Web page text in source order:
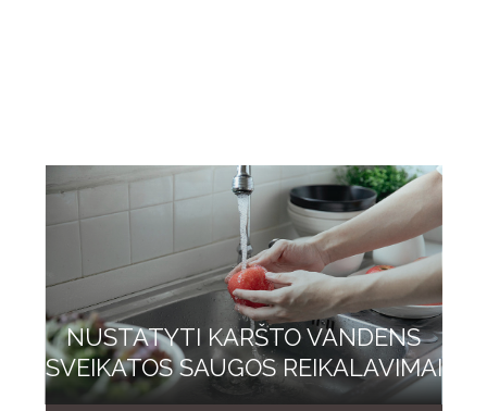
NUSTATYTI KARŠTO VANDENS
SVEIKATOS SAUGOS REIKALAVIMAI